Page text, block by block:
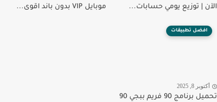
| توزيع يومي حسابات...
موبايل VIP بدون باند اقوى...
افضل تطبيقات
8, 2025
تحميل برنامج 90 فريم ببجي 90